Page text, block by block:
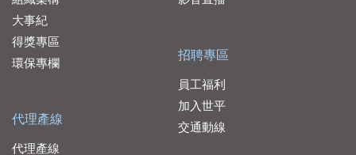
大事紀
得獎專區
環保專欄
代理產線
代理產線
招聘專區
員工福利
加入世平
交通動線